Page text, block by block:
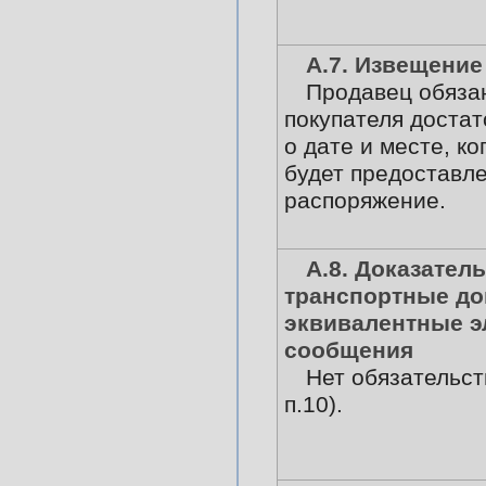
А.7.
Продавец
покупателя
о дате и месте,
будет
распоряжение.
А.8.
транспортные
эквивалентные
сообщения
Нет
п.10).